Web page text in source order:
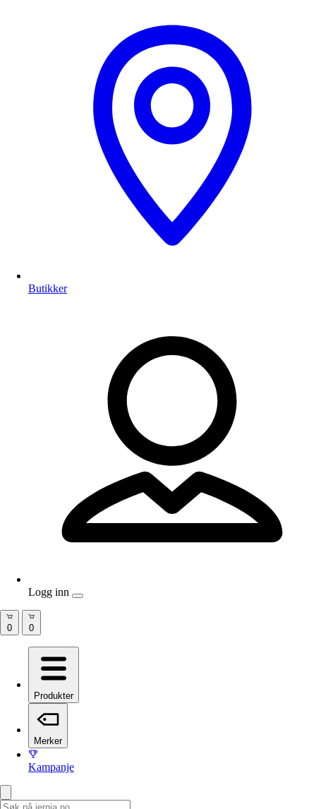
Butikker
Produkter
Merker
Kampanje